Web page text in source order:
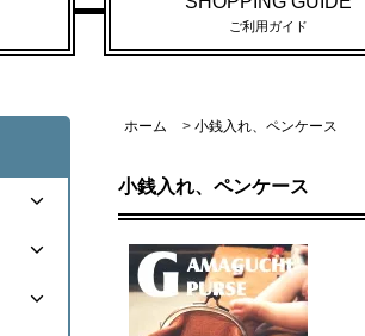
ご利用ガイド
ホーム > 小銭入れ、ペンケース
小銭入れ、ペンケース